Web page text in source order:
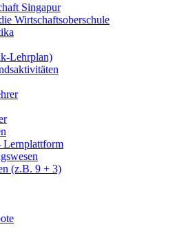
Singapur
Wirtschaftsoberschule
Lehrplan)
(z.B. 9 + 3)